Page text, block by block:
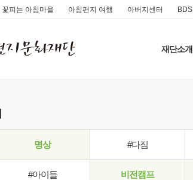
꽃피는 아침마을 아침편지 여행 아버지센터 BDS
재단소개
명상 #다짐
#아이들 비전캠프